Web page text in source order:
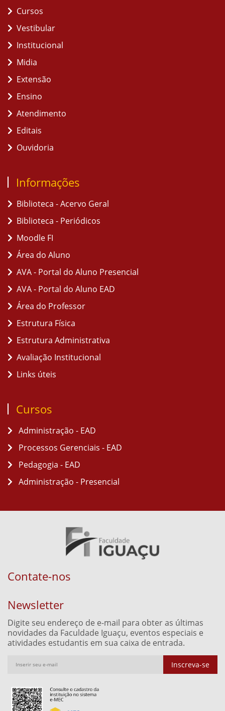
Cursos
Vestibular
Institucional
Midia
Extensão
Ensino
Atendimento
Editais
Ouvidoria
Informações
Biblioteca - Acervo Geral
Biblioteca - Periódicos
Moodle FI
Área do Aluno
AVA - Portal do Aluno Presencial
AVA - Portal do Aluno EAD
Área do Professor
Estrutura Física
Estrutura Administrativa
Avaliação Institucional
Links úteis
Cursos
Administração - EAD
Processos Gerenciais - EAD
Pedagogia - EAD
Administração - Presencial
Contate-nos
Newsletter
Digite seu endereço de e-mail para obter as últimas
novidades da Faculdade Iguaçu, eventos especiais e
atividades estudantis em sua caixa de entrada.
Inscreva-se